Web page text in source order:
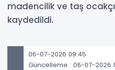
madencilik ve taş
kaydedildi.
06-07-2026 09:45
Güncelleme : 06-07-2026